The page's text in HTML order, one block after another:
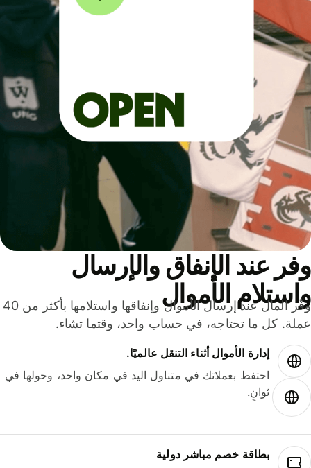
عند الإنفاق والإرسال
الأموال
وفّر المال عند إرسال الأموال وإنفاقها واستلامها بأكثر من 40
كل ما تحتاجه، في حساب واحد، وقتما تشاء.
إدارة الأموال أثناء التنقل عالميًا.
احتفظ بعملاتك في متناول اليد في مكان واحد، وحولها في
ثوانٍ.
بطاقة خصم مباشر دولية